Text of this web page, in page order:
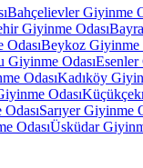
Bahçelievler Giyinme
Giyinme Odası
Beykoz Giyinme
Giyinme Odası
OdasıKadıköy
Odası
Sarıyer Giyinme
OdasıÜsküdar